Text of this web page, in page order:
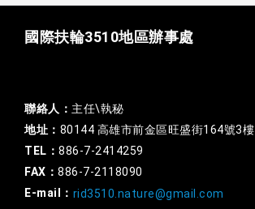
國際扶輪3510地區辦事處
聯絡人： 主任\執秘
地址： 80144 高雄市前金區旺盛街164號3樓
TEL： 886-7-2414259
FAX： 886-7-2118090
E-mail： rid3510.nature@gmail.com